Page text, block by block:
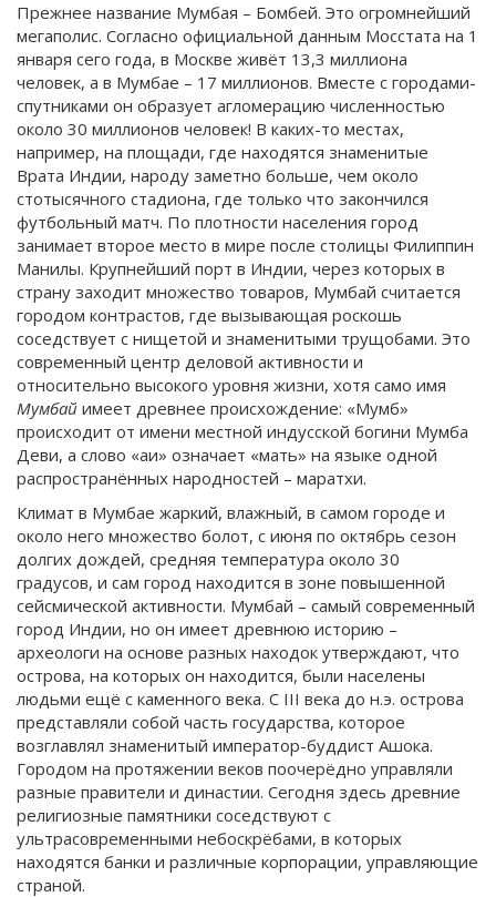
Прежнее название Мумбая – Бомбей. Это огромнейший
мегаполис. Согласно официальной данным Мосстата на 1
января сего года, в Москве живёт 13,3 миллиона
человек, а в Мумбае – 17 миллионов. Вместе с городами-
спутниками он образует агломерацию численностью
около 30 миллионов человек! В каких-то местах,
например, на площади, где находятся знаменитые
Врата Индии, народу заметно больше, чем около
стотысячного стадиона, где только что закончился
футбольный матч. По плотности населения город
занимает второе место в мире после столицы Филиппин
Манилы. Крупнейший порт в Индии, через которых в
страну заходит множество товаров, Мумбай считается
городом контрастов, где вызывающая роскошь
соседствует с нищетой и знаменитыми трущобами. Это
современный центр деловой активности и
относительно высокого уровня жизни, хотя само имя
Мумбай имеет древнее происхождение: «Мумб»
происходит от имени местной индусской богини Мумба
Деви, а слово «аи» означает «мать» на языке одной
распространённых народностей – маратхи.
Климат в Мумбае жаркий, влажный, в самом городе и
около него множество болот, с июня по октябрь сезон
долгих дождей, средняя температура около 30
градусов, и сам город находится в зоне повышенной
сейсмической активности. Мумбай – самый современный
город Индии, но он имеет древнюю историю –
археологи на основе разных находок утверждают, что
острова, на которых он находится, были населены
людьми ещё с каменного века. С III века до н.э. острова
представляли собой часть государства, которое
возглавлял знаменитый император-буддист Ашока.
Городом на протяжении веков поочерёдно управляли
разные правители и династии. Сегодня здесь древние
религиозные памятники соседствуют с
ультрасовременными небоскрёбами, в которых
находятся банки и различные корпорации, управляющие
страной.